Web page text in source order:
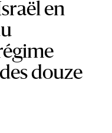
en
douze